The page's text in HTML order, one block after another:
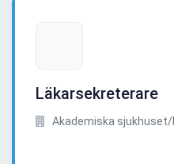
Läkarsekreterare
Akademiska sjukhuset/